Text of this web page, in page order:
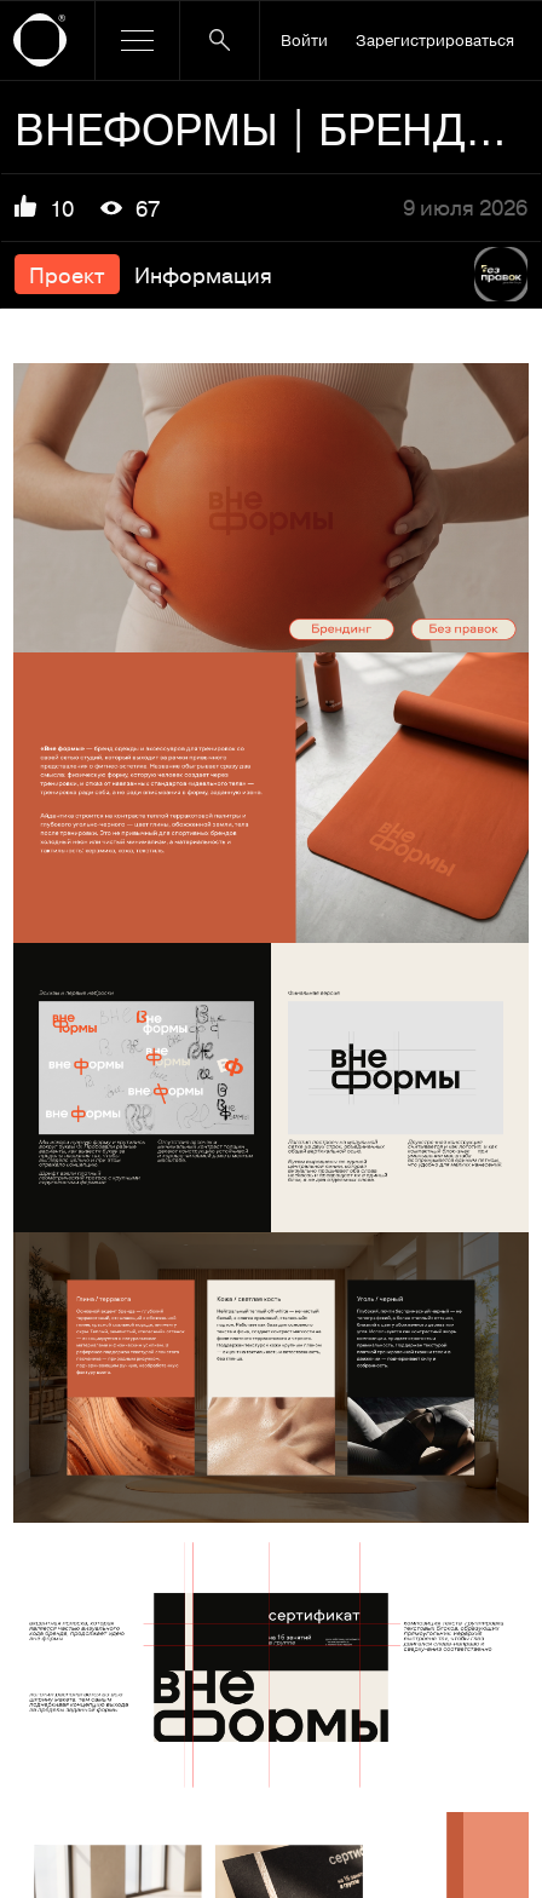
Войти Зарегистрироваться
ВНЕФОРМЫ | БРЕНДИНГ
10 67 9 июля 2026
Проект Информация